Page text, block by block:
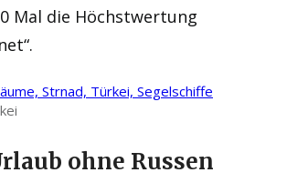
Mal die Höchstwertung
ohne Russen